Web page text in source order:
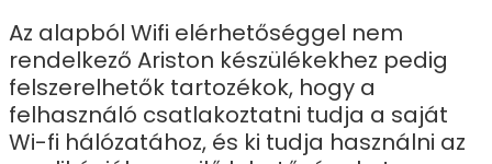
Az alapból Wifi elérhetőséggel nem
rendelkező Ariston készülékekhez pedig
felszerelhetők tartozékok, hogy a
felhasználó csatlakoztatni tudja a saját
Wi-fi hálózatához, és ki tudja használni az